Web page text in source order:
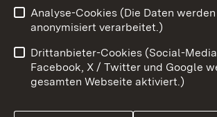
Analyse-Cookies (Die Daten
anonymisiert verarbeitet.)
Drittanbieter-Cookies (Social-
Facebook, X / Twitter und Google
gesamten Webseite aktiviert.)